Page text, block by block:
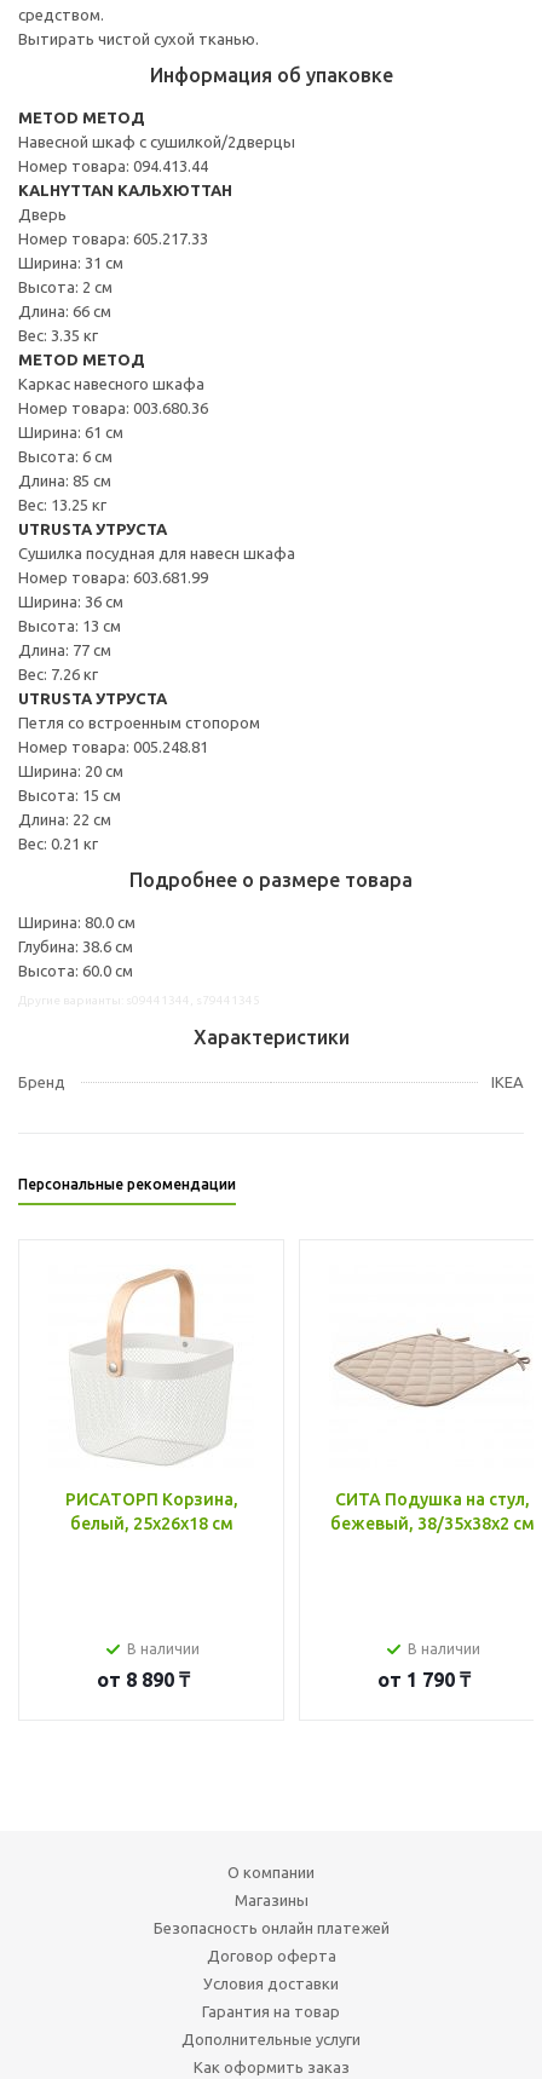
средством.
Вытирать чистой сухой тканью.
Информация об упаковке
METOD МЕТОД
Навесной шкаф с сушилкой/2дверцы
Номер товара: 094.413.44
KALHYTTAN КАЛЬХЮТТАН
Дверь
Номер товара: 605.217.33
Ширина: 31 см
Высота: 2 см
Длина: 66 см
Вес: 3.35 кг
METOD МЕТОД
Каркас навесного шкафа
Номер товара: 003.680.36
Ширина: 61 см
Высота: 6 см
Длина: 85 см
Вес: 13.25 кг
UTRUSTA УТРУСТА
Сушилка посудная для навесн шкафа
Номер товара: 603.681.99
Ширина: 36 см
Высота: 13 см
Длина: 77 см
Вес: 7.26 кг
UTRUSTA УТРУСТА
Петля со встроенным стопором
Номер товара: 005.248.81
Ширина: 20 см
Высота: 15 см
Длина: 22 см
Вес: 0.21 кг
Подробнее о размере товара
Ширина: 80.0 см
Глубина: 38.6 см
Высота: 60.0 см
Характеристики
Бренд IKEA
Персональные рекомендации
РИСАТОРП Корзина,
белый, 25x26x18 см
В наличии
от 8 890 ₸
СИТА Подушка на стул,
бежевый, 38/35x38x2 см
В наличии
от 1 790 ₸
О компании
Магазины
Безопасность онлайн платежей
Договор оферта
Условия доставки
Гарантия на товар
Дополнительные услуги
Как оформить заказ